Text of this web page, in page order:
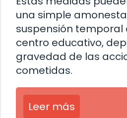
una simple
suspensión temporal
centro educativo,
gravedad de las
cometidas.
Leer más